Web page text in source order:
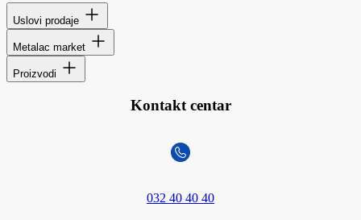
Uslovi prodaje
Metalac market
Proizvodi
Kontakt centar
032 40 40 40